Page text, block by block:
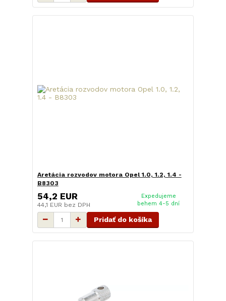
Aretácia rozvodov motora Opel 1.0, 1.2, 1.4 -
B8303
54,2 EUR
44,1 EUR bez DPH
Expedujeme
behem 4-5 dní
Pridať do košíka